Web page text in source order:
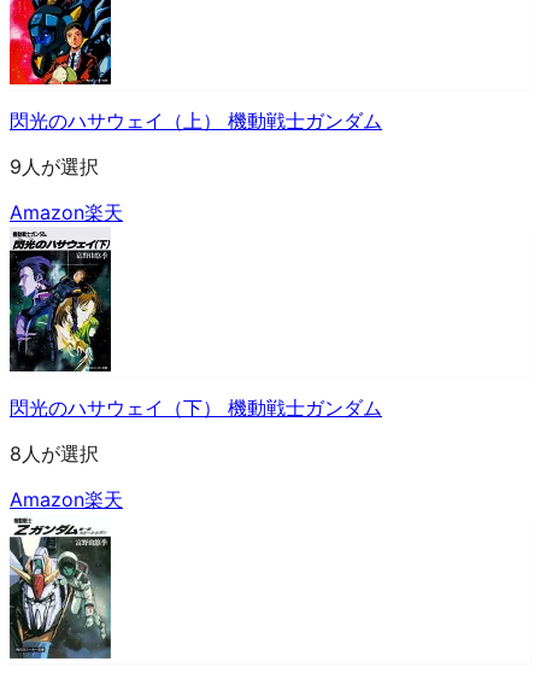
閃光のハサウェイ（上） 機動戦士ガンダム
9人が選択
Amazon楽天
閃光のハサウェイ（下） 機動戦士ガンダム
8人が選択
Amazon楽天